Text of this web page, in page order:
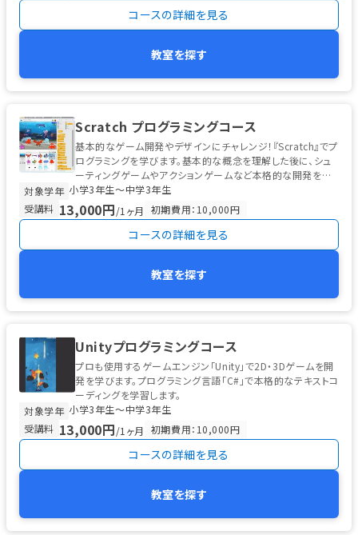
コースの詳細を見る
教室を探す
Scratch プログラミングコース
基本的なゲーム開発やデザインにチャレンジ！『Scratch』でプ
ログラミングを学びます。基本的な概念を理解した後に、シュ
ーティングゲームやアクションゲームなど本格的な開発を始
め、チームプログラミ...
対象学年 小学3年生〜中学3年生
受講料 13,000円/1ヶ月 初期費用：10,000円
コースの詳細を見る
教室を探す
Unityプログラミングコース
プロも使用するゲームエンジン「Unity」で2D・3Dゲームを開
発を学びます。プログラミング言語「C#」で本格的なテキストコ
ーディングを学習します。
対象学年 小学3年生〜中学3年生
受講料 13,000円/1ヶ月 初期費用：10,000円
コースの詳細を見る
教室を探す